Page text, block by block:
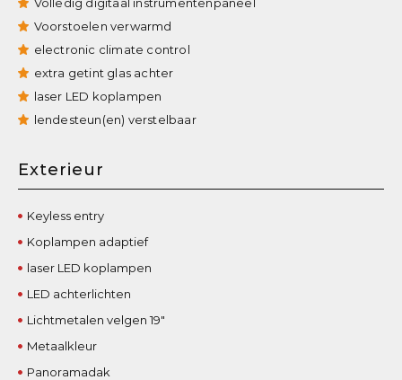
Voorstoelen verwarmd
electronic climate control
extra getint glas achter
laser LED koplampen
lendesteun(en) verstelbaar
Exterieur
Keyless entry
Koplampen adaptief
laser LED koplampen
LED achterlichten
Lichtmetalen velgen 19"
Metaalkleur
Panoramadak